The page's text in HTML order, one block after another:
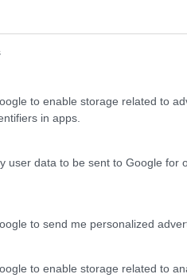
to enable storage related to
in apps.
user data to be sent to Google for
to send me personalized
to enable storage related to